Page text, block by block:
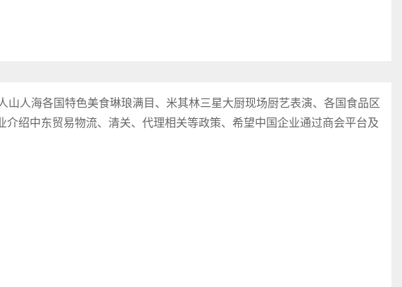
人海各国特色美食琳琅满目、米其林三星大厨现场厨艺表演、各国食品区
绍中东贸易物流、清关、代理相关等政策、希望中国企业通过商会平台及